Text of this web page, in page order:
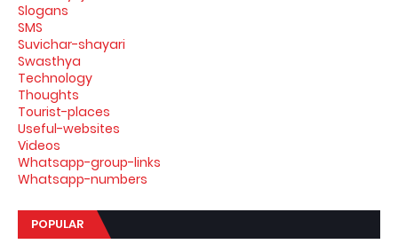
Slogans
SMS
Suvichar-shayari
Swasthya
Technology
Thoughts
Tourist-places
Useful-websites
Videos
Whatsapp-group-links
Whatsapp-numbers
POPULAR